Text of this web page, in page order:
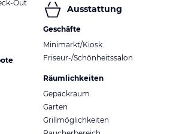
Out
Ausstattung
Geschäfte
Minimarkt/Kiosk
Friseur-/Schönheitssalon
Räumlichkeiten
Gepäckraum
Garten
Grillmöglichkeiten